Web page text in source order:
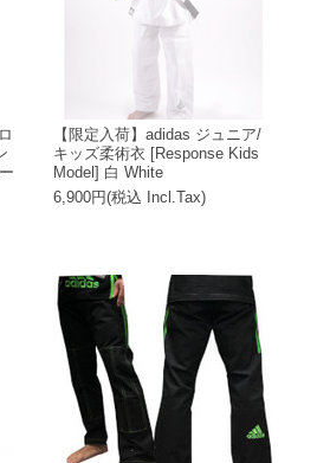
【限定入荷】adidas ジュニア/
キッズ柔術衣 [Response Kids
Model] 白 White
6,900円(税込 Incl.Tax)